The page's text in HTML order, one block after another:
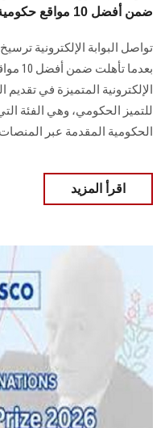
ضمن أفضل 10 مواقع حكومية رقمية
تواصل البوابة الإلكترونية
بعدما
الإلكترونية المتميزة في
للتميز الحكومي، وهي الفئة
الحكومية المقدمة عبر
اقرأ المزيد